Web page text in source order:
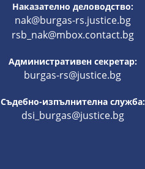
Наказателно деловодство:
nak@burgas-rs.justice.bg
rsb_nak@mbox.contact.bg
Административен секретар:
burgas-rs@justice.bg
Съдебно-изпълнителна служба:
dsi_burgas@justice.bg